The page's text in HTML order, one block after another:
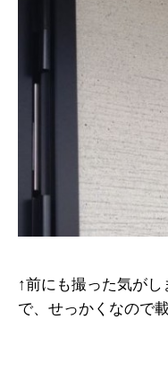
↑前にも撮った気が
で、せっかくなので